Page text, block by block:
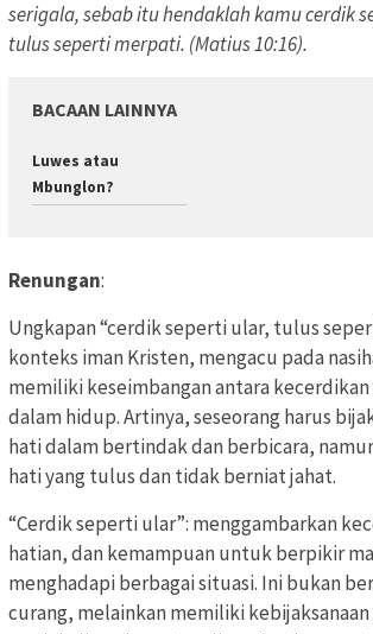
serigala, sebab itu hendaklah kamu cerdik
tulus seperti merpati. (Matius 10:16).
BACAAN LAINNYA
Luwes atau
Mbunglon?
Renungan:
Ungkapan “cerdik seperti ular, tulus
konteks iman Kristen, mengacu pada
memiliki keseimbangan antara
dalam hidup. Artinya, seseorang harus
hati dalam bertindak dan berbicara,
hati yang tulus dan tidak berniat jahat.
“Cerdik seperti ular”: menggambarkan
hatian, dan kemampuan untuk berpikir
menghadapi berbagai situasi. Ini bukan
curang, melainkan memiliki